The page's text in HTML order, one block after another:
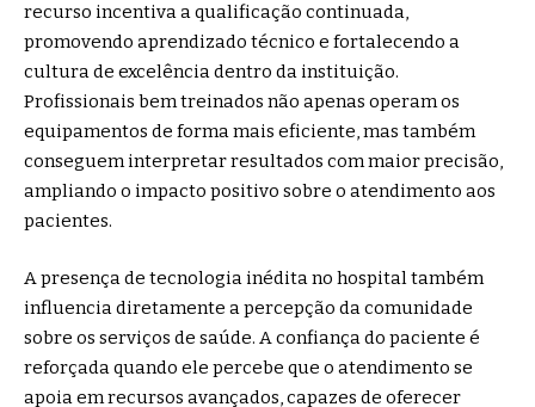
recurso incentiva a qualificação continuada,
promovendo aprendizado técnico e fortalecendo a
cultura de excelência dentro da instituição.
Profissionais bem treinados não apenas operam os
equipamentos de forma mais eficiente, mas também
conseguem interpretar resultados com maior precisão,
ampliando o impacto positivo sobre o atendimento aos
pacientes.
A presença de tecnologia inédita no hospital também
influencia diretamente a percepção da comunidade
sobre os serviços de saúde. A confiança do paciente é
reforçada quando ele percebe que o atendimento se
apoia em recursos avançados, capazes de oferecer